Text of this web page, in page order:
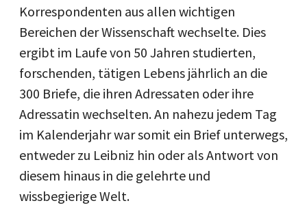
Korrespondenten aus allen wichtigen
Bereichen der Wissenschaft wechselte. Dies
ergibt im Laufe von 50 Jahren studierten,
forschenden, tätigen Lebens jährlich an die
300 Briefe, die ihren Adressaten oder ihre
Adressatin wechselten. An nahezu jedem Tag
im Kalenderjahr war somit ein Brief unterwegs,
entweder zu Leibniz hin oder als Antwort von
diesem hinaus in die gelehrte und
wissbegierige Welt.